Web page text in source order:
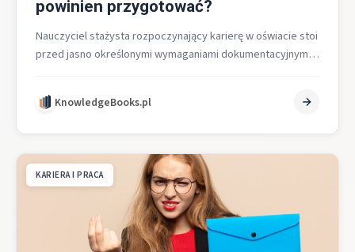
powinien przygotować?
Nauczyciel stażysta rozpoczynający karierę w oświacie stoi
przed jasno określonymi wymaganiami dokumentacyjnymi.
zaświadczenia…
KnowledgeBooks.pl
KARIERA I PRACA